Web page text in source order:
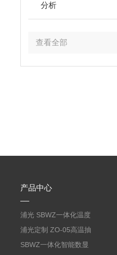
分析
查看全部
产品中心
浦光 SBWZ一体化温度
变送器传感器 防爆热电
阻PT100 数显远传4-
浦光定制 ZO-05高温抽
气式氧化锆分析仪 防爆
SBWZ一体化智能数显